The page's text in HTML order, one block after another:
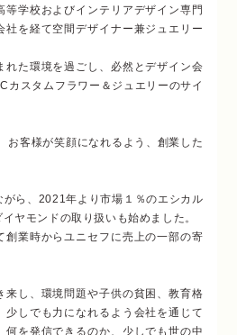
等学校およびインテリアデザイン専門
社を経て空間デザイナー兼ジュエリー
れた環境を過ごし、必然とデザイン会
カスタムフラワー＆ジュエリーのサイ
お客様が笑顔になれるよう、創業した
がら、2021年より市場１％のエシカル
ヤモンドの取り扱いも始めました。
創業時からユニセフに売上の一部の寄
来し、環境問題や子供の貧困、教育格
少しでも力になれるよう 会社を通じて
何を発信できるのか、少しでも世の中